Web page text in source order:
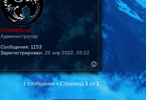
STINGERcod
Администратор
Сообщения: 1153
Зарегистрирован: 20 апр 2022, 05:22
е
р
н
у
1 сообщение • Страница 1из 1